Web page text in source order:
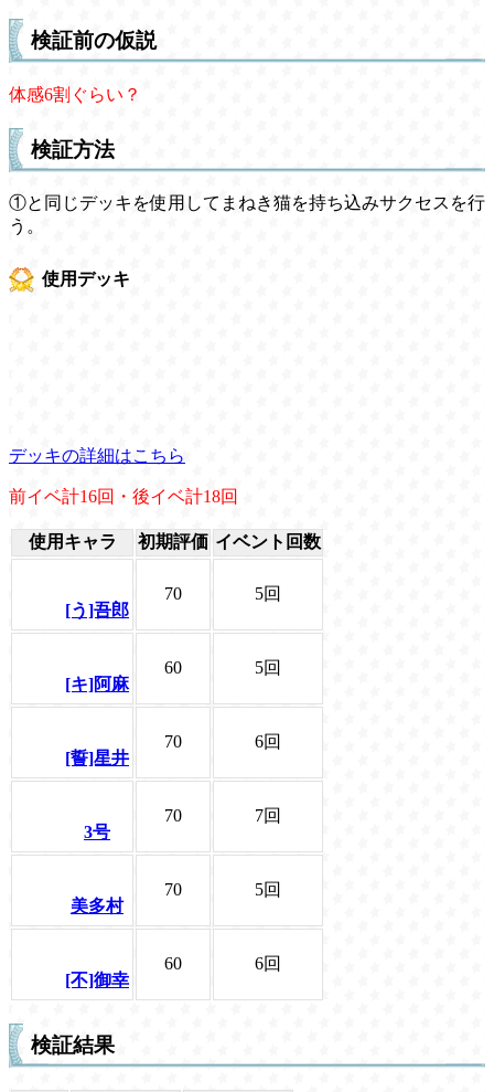
検証前の仮説
体感6割ぐらい？
検証方法
①と同じデッキを使用してまねき猫を持ち込みサクセスを行
う。
使用デッキ
デッキの詳細はこちら
前イベ計16回・後イベ計18回
使用キャラ 初期評価 イベント回数
[う]吾郎
70 5回
[キ]阿麻
60 5回
[誓]星井
70 6回
3号
70 7回
美多村
70 5回
[不]御幸
60 6回
検証結果